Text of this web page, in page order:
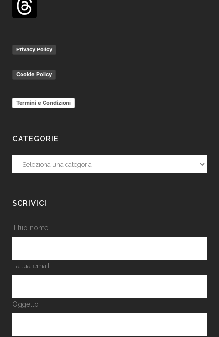
Privacy Policy
Cookie Policy
Termini e Condizioni
CATEGORIE
Categorie
SCRIVICI
Il tuo nome
La tua email
Oggetto